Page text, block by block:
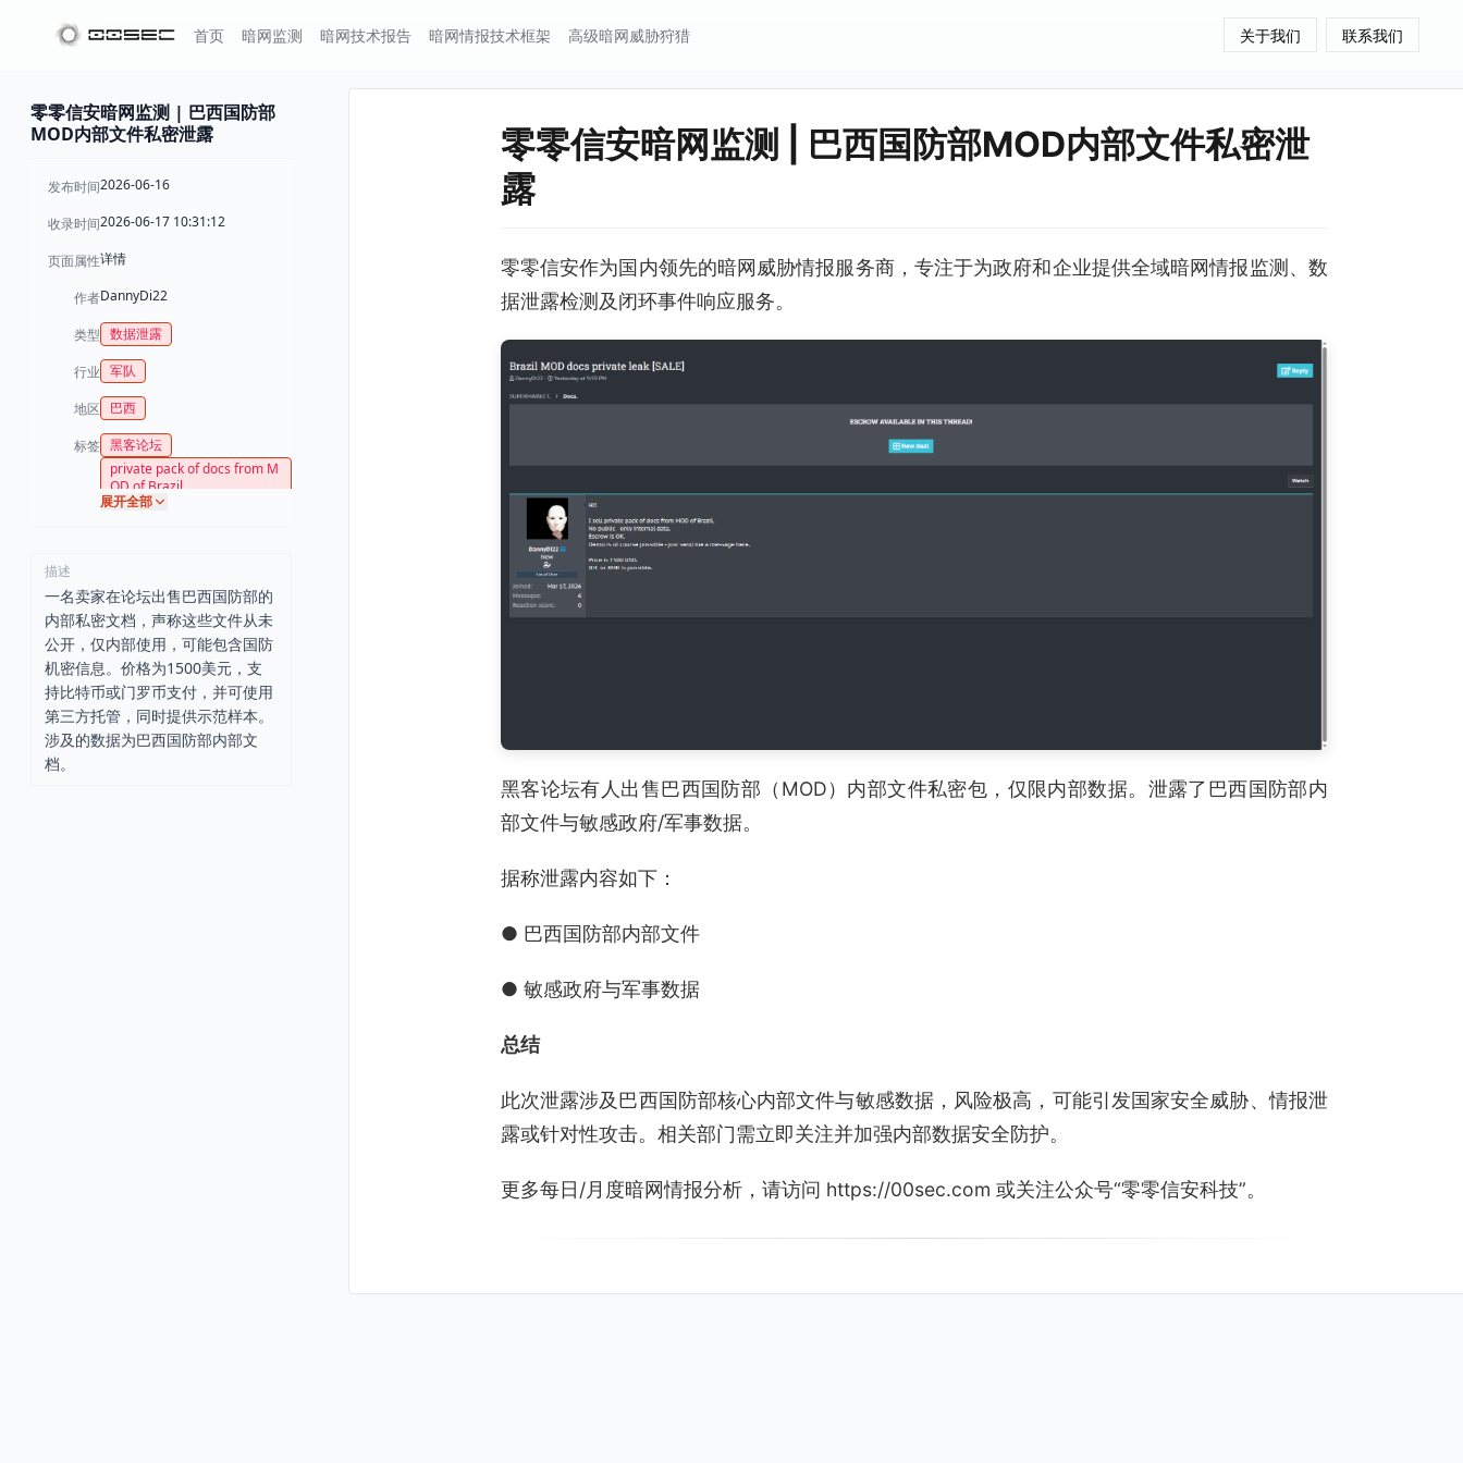
首页 暗网监测 暗网技术报告 暗网情报技术框架 高级暗网威胁狩猎 关于我们 联系我们
零零信安暗网监测 | 巴西国防部
MOD内部文件私密泄露
发布时间2026-06-16
收录时间2026-06-17 10:31:12
页面属性详情
作者DannyDi22
类型 数据泄露
行业 军队
地区 巴西
标签 黑客论坛
private pack of docs from M
OD of Brazil
展开全部
描述
一名卖家在论坛出售巴西国防部的
内部私密文档，声称这些文件从未
公开，仅内部使用，可能包含国防
机密信息。价格为1500美元，支
持比特币或门罗币支付，并可使用
第三方托管，同时提供示范样本。
涉及的数据为巴西国防部内部文
档。
零零信安暗网监测 | 巴西国防部MOD内部文件私密泄
露
零零信安作为国内领先的暗网威胁情报服务商，专注于为政府和企业提供全域暗网情报监测、数
据泄露检测及闭环事件响应服务。
黑客论坛有人出售巴西国防部（MOD）内部文件私密包，仅限内部数据。泄露了巴西国防部内
部文件与敏感政府/军事数据。
据称泄露内容如下：
● 巴西国防部内部文件
● 敏感政府与军事数据
总结
此次泄露涉及巴西国防部核心内部文件与敏感数据，风险极高，可能引发国家安全威胁、情报泄
露或针对性攻击。相关部门需立即关注并加强内部数据安全防护。
更多每日/月度暗网情报分析，请访问 https://00sec.com 或关注公众号“零零信安科技”。